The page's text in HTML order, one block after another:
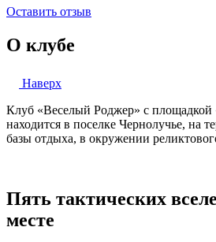
Оставить отзыв
О клубе
Наверх
Клуб «Веселый Роджер» с площадкой
находится в поселке Чернолучье, на
базы отдыха, в окружении
Пять тактических
месте